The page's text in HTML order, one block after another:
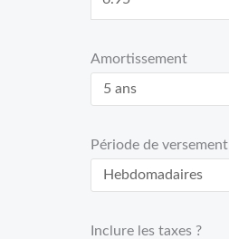
Amortissement
Période de versement
Inclure les taxes ?